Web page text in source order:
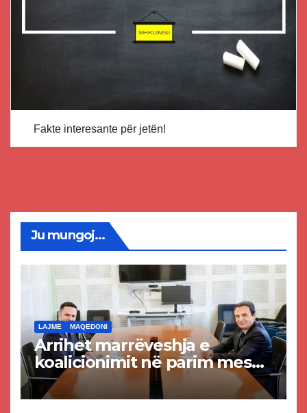
Fakte interesante për jetën!
Ju mungoj...
LAJME MAQEDONI
Arrihet marrëveshja e
koalicionimit në parim mes
Kurtit dhe Abdixhikut